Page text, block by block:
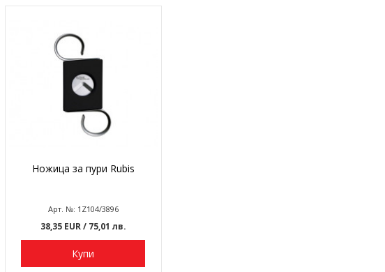
Ножица за пури Rubis
Арт. №: 1Z104/3896
38,35 EUR/ 75,01 лв.
Купи